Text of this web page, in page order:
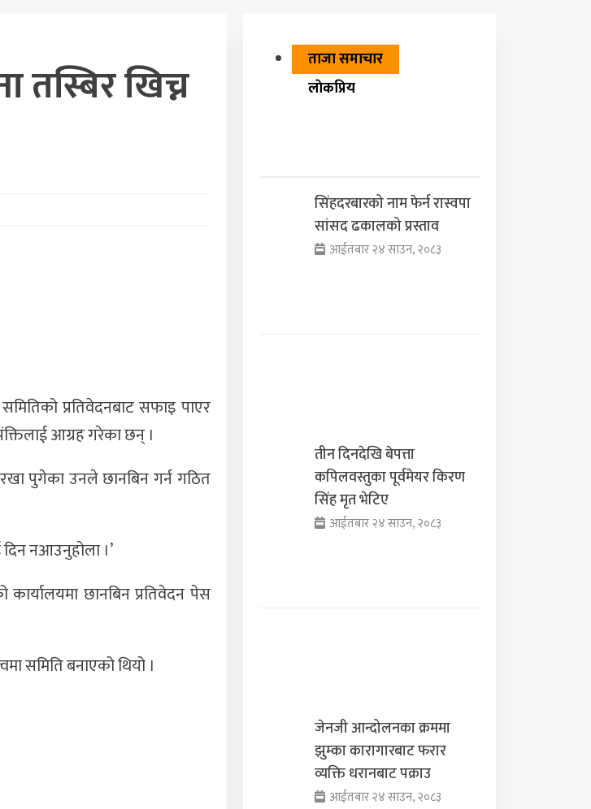
तस्बिर खिच्न
प्रतिवेदनबाट सफाइ पाएर
आग्रह गरेका छन् ।
पुगेका उनले छानबिन गर्न गठित
दिन नआउनुहोला ।’
कार्यालयमा छानबिन प्रतिवेदन पेस
समिति बनाएको थियो ।
ताजा समाचार
लाेकप्रिय
सिंहदरबारको नाम फेर्न रास्वपा
सांसद ढकालको प्रस्ताव
आईतबार २४ साउन, २०८३
तीन दिनदेखि बेपत्ता
कपिलवस्तुका पूर्वमेयर किरण
सिंह मृत भेटिए
आईतबार २४ साउन, २०८३
जेनजी आन्दोलनका क्रममा
झुम्का कारागारबाट फरार
व्यक्ति धरानबाट पक्राउ
आईतबार २४ साउन, २०८३